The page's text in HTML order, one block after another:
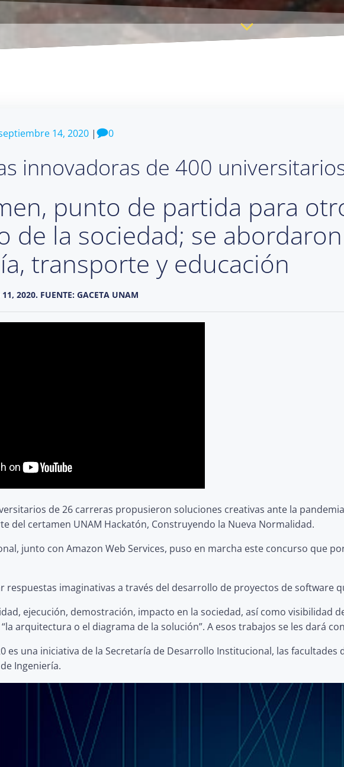
14, 2020 | 0
innovadoras de 400
punto de partida para
de la sociedad; se
transporte y educación
11, 2020. FUENTE: GACETA UNAM
de 26 carreras propusieron soluciones creativas ante la
del certamen UNAM Hackatón, Construyendo la Nueva Normalidad.
junto con Amazon Web Services, puso en marcha este concurso que
respuestas imaginativas a través del desarrollo de proyectos de software
ejecución, demostración, impacto en la sociedad, así como visibilidad
arquitectura o el diagrama de la solución”. A esos trabajos se les dará
es una iniciativa de la Secretaría de Desarrollo Institucional, las facultades
Ingeniería.